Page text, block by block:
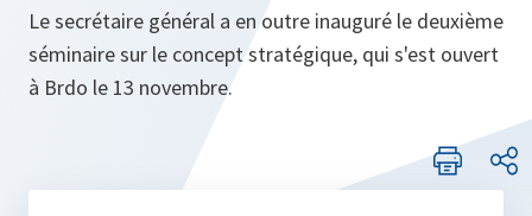
Le secrétaire général a en outre inauguré le deuxième
séminaire sur le concept stratégique, qui s'est ouvert
à Brdo le 13 novembre.